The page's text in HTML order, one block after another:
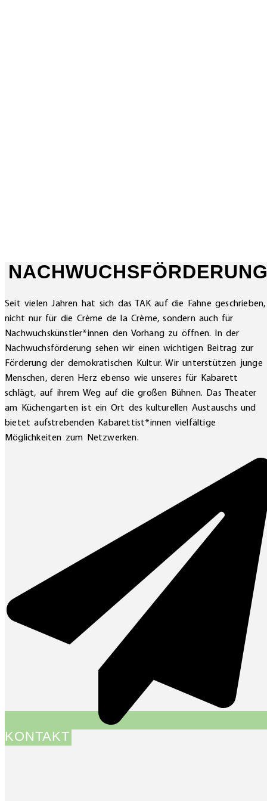
Seit vielen Jahren hat sich das TAK auf die Fahne geschrieben,
nicht nur für die Crème de la Crème, sondern auch für
Nachwuchskünstler*innen den Vorhang zu öffnen. In der
Nachwuchsförderung sehen wir einen wichtigen Beitrag zur
Förderung der demokratischen Kultur. Wir unterstützen junge
Menschen, deren Herz ebenso wie unseres für Kabarett
schlägt, auf ihrem Weg auf die großen Bühnen. Das Theater
am Küchengarten ist ein Ort des kulturellen Austauschs und
bietet aufstrebenden Kabarettist*innen vielfältige
Möglichkeiten zum Netzwerken.
KONTAKT